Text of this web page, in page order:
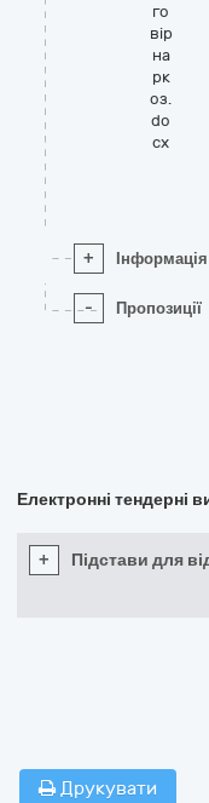
го
вір
на
рк
оз.
do
cx
+
- Пропозиції
Електронні тендерні
+ Підстави для
Друкувати